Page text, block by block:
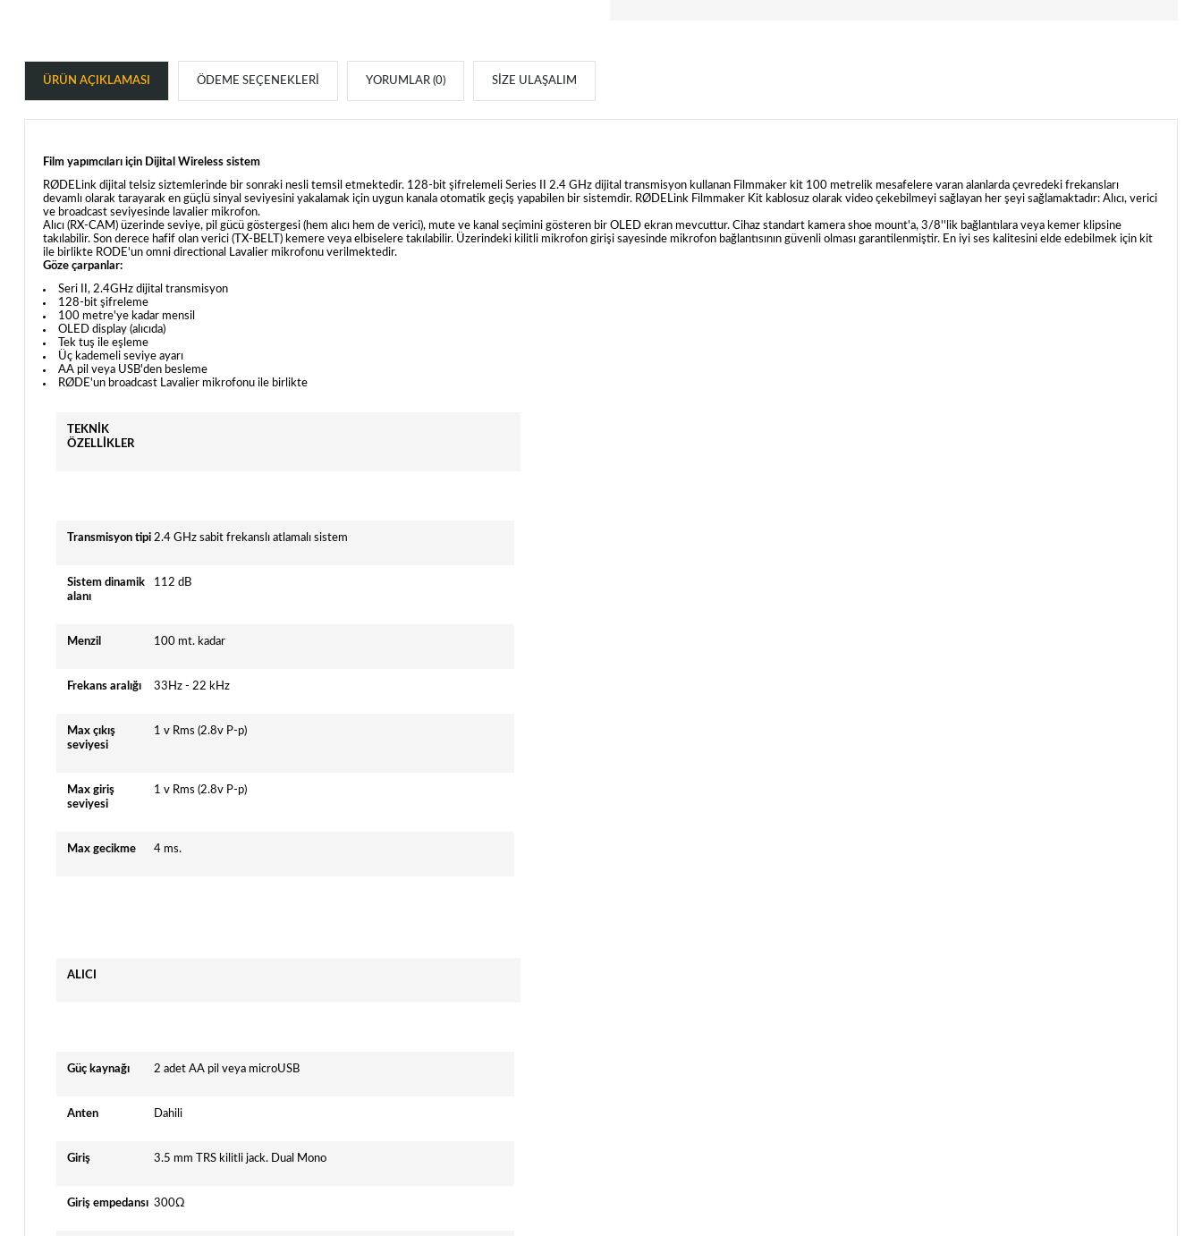
ÜRÜN AÇIKLAMASI ÖDEME SEÇENEKLERI YORUMLAR (0) SIZE ULAŞALIM
Film yapımcıları için Dijital Wireless sistem
RØDELink dijital telsiz siztemlerinde bir sonraki nesli temsil etmektedir. 128-bit şifrelemeli Series II 2.4 GHz dijital transmisyon kullanan Filmmaker kit 100 metrelik mesafelere varan alanlarda çevredeki frekansları
devamlı olarak tarayarak en güçlü sinyal seviyesini yakalamak için uygun kanala otomatik geçiş yapabilen bir sistemdir. RØDELink Filmmaker Kit kablosuz olarak video çekebilmeyi sağlayan her şeyi sağlamaktadır: Alıcı, verici
ve broadcast seviyesinde lavalier mikrofon.
Alıcı (RX-CAM) üzerinde seviye, pil gücü göstergesi (hem alıcı hem de verici), mute ve kanal seçimini gösteren bir OLED ekran mevcuttur. Cihaz standart kamera shoe mount'a, 3/8''lik bağlantılara veya kemer klipsine
takılabilir. Son derece hafif olan verici (TX-BELT) kemere veya elbiselere takılabilir. Üzerindeki kilitli mikrofon girişi sayesinde mikrofon bağlantısının güvenli olması garantilenmiştir. En iyi ses kalitesini elde edebilmek için kit
ile birlikte RODE'un omni directional Lavalier mikrofonu verilmektedir.
Göze çarpanlar:
Seri II, 2.4GHz dijital transmisyon
128-bit şifreleme
100 metre'ye kadar mensil
OLED display (alıcıda)
Tek tuş ile eşleme
Üç kademeli seviye ayarı
AA pil veya USB'den besleme
RØDE'un broadcast Lavalier mikrofonu ile birlikte
TEKNİK
ÖZELLİKLER
Transmisyon tipi 2.4 GHz sabit frekanslı atlamalı sistem
Sistem dinamik
alanı
112 dB
Menzil 100 mt. kadar
Frekans aralığı 33Hz - 22 kHz
Max çıkış
seviyesi
1 v Rms (2.8v P-p)
Max giriş
seviyesi
1 v Rms (2.8v P-p)
Max gecikme 4 ms.
ALICI
Güç kaynağı 2 adet AA pil veya microUSB
Anten Dahili
Giriş 3.5 mm TRS kilitli jack. Dual Mono
Giriş empedansı 300Ω